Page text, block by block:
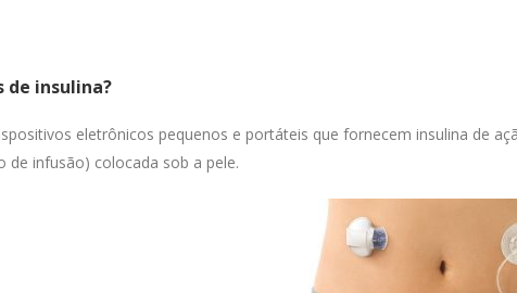
de insulina?
eletrônicos pequenos e portáteis que fornecem insulina de
de infusão) colocada sob a pele.